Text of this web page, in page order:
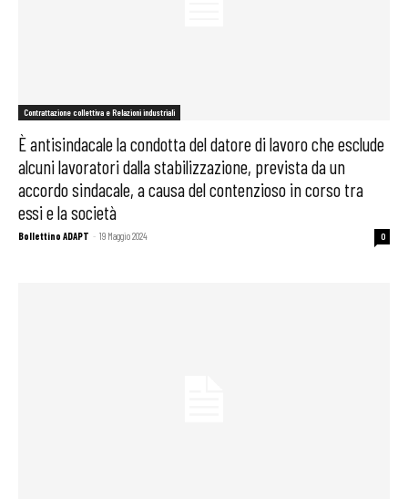
Contrattazione collettiva e Relazioni industriali
È antisindacale la condotta del datore di lavoro che esclude
alcuni lavoratori dalla stabilizzazione, prevista da un
accordo sindacale, a causa del contenzioso in corso tra
essi e la società
Bollettino ADAPT - 19 Maggio 2024 0